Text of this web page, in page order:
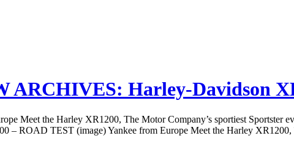
ARCHIVES: Harley-Davidson
Meet the Harley XR1200, The Motor Company’s sportiest Sportster
ROAD TEST (image) Yankee from Europe Meet the Harley XR1200,